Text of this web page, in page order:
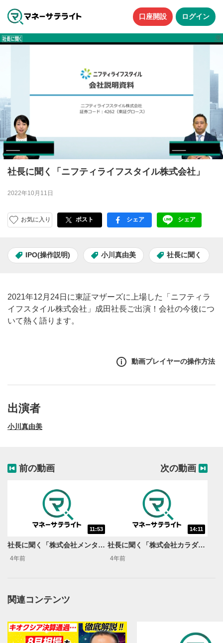
口座開設 ログイン
社長に聞く「ニフティライフスタイル株式会社」
2022年10月11日
お気に入り ポスト facebook
シェア LINE
シェア
IPO(操作説明) 小川真由美 社長に聞く
2021年12月24日に東証マザーズに上場した「ニフティラ
イフスタイル株式会社」成田社長ご出演！会社の今後につ
いて熱く語ります。
動画プレイヤーの操作方法
動画再生エリアにマウスを乗せると表示されます。
動画を再生または一時停止します。
出演者
小川真由美
前の動画
11:53
社長に聞く「株式会社メンタルヘルステクノロジーズ」
4年前
次の動画
14:11
社長に聞く「株式会社カラダノート」
4年前
関連コンテンツ